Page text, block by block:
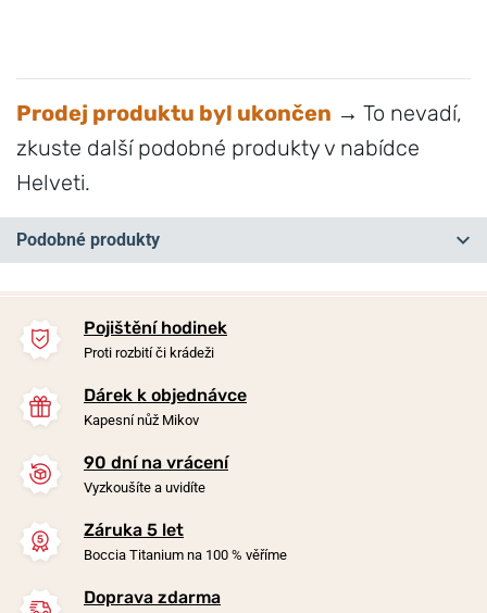
Prodej produktu byl ukončen → To nevadí,
zkuste další podobné produkty v nabídce
Helveti.
Podobné produkty
Nůž Victorinox Classic SD
Zodiac Exclusive Edition
Zodiac Exclusive Edition
Pojištění hodinek
Proti rozbití či krádeži
Dárek k objednávce
Kapesní nůž Mikov
90 dní na vrácení
Vyzkoušíte a uvidíte
Záruka 5 let
Boccia Titanium na 100 % věříme
Doprava zdarma